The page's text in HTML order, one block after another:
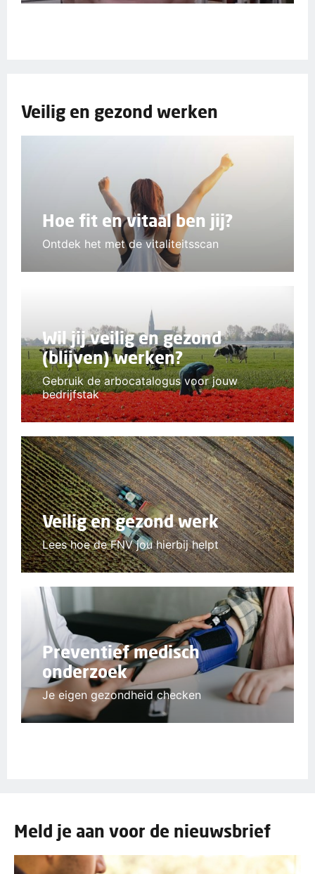
Veilig en gezond werken
Hoe fit en vitaal ben jij?
Ontdek het met de vitaliteitsscan
Wil jij veilig en gezond
(blijven) werken?
Gebruik de arbocatalogus voor jouw
bedrijfstak
Veilig en gezond werk
Lees hoe de FNV jou hierbij helpt
Preventief medisch
onderzoek
Je eigen gezondheid checken
Meld je aan voor de nieuwsbrief